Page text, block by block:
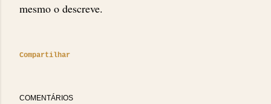
mesmo o descreve.
Compartilhar
COMENTÁRIOS